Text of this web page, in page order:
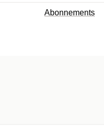
Abonnements